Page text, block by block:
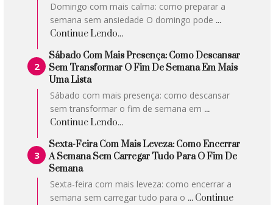
Domingo com mais calma: como preparar a
semana sem ansiedade O domingo pode ...
Continue Lendo...
Sábado Com Mais Presença: Como Descansar
Sem Transformar O Fim De Semana Em Mais
Uma Lista
Sábado com mais presença: como descansar
sem transformar o fim de semana em ...
Continue Lendo...
Sexta-Feira Com Mais Leveza: Como Encerrar
A Semana Sem Carregar Tudo Para O Fim De
Semana
Sexta-feira com mais leveza: como encerrar a
semana sem carregar tudo para o ... Continue